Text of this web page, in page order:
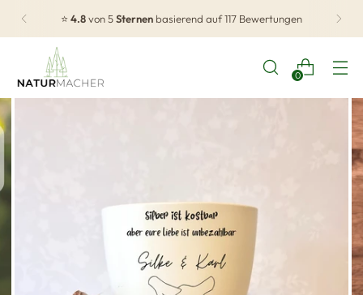
⭐ 4.8von 5Sternen basierend auf 117 Bewertungen
0